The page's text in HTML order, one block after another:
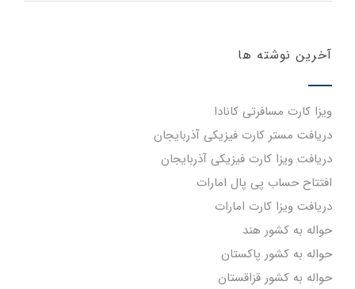
آخرین نوشته ها
ویزا کارت مسافرتی کانادا
دریافت مستر کارت فیزیکی آذربایجان
دریافت ویزا کارت فیزیکی آذربایجان
افتتاح حساب پی پال امارات
دریافت ویزا کارت امارات
حواله به کشور هند
حواله به کشور پاکستان
حواله به کشور قزاقستان